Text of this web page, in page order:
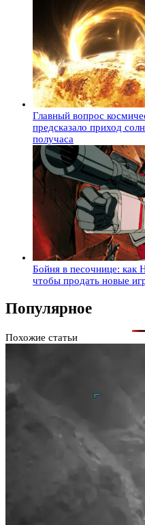
Главный вопрос
предсказало приход
получаса
Бойня в песочнице: как
чтобы продать новые
Популярное
Похожие статьи